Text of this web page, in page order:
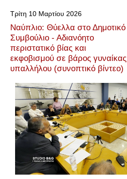
Τρίτη 10 Μαρτίου 2026
Ναύπλιο: Θύελλα στο Δημοτικό
Συμβούλιο - Αδιανόητο
περιστατικό βίας και
εκφοβισμού σε βάρος γυναίκας
υπαλλήλου (συνοπτικό βίντεο)